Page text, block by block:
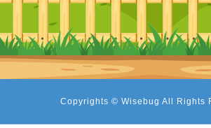
Copyrights © Wisebug All Rights